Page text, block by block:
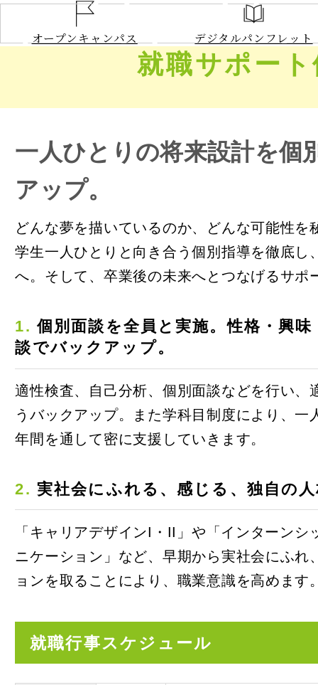
オープンキャンパス デジタルパンフレット
NEWS
大学案内
大学の特
3つのポ
交通アク
学部／大
学部／大
心理学部
環境科学
フィール
環境科学
人間・動
環境デー
科
看護学部
大学院
大学院
就職サポー
一人ひとりの将来設計を個
アップ。
どんな夢を描いているのか、どんな可能性を
学生一人ひとりと向き合う個別指導を徹底し
へ。そして、卒業後の未来へとつなげるサポ
1. 個別面談を全員と実施。性格・興
談でバックアップ。
適性検査、自己分析、個別面談などを行い、
うバックアップ。また学科目制度により、一
年間を通して密に支援していきます。
2. 実社会にふれる、感じる、独自の
「キャリアデザインI・II」や「インターン
ニケーション」など、早期から実社会にふれ
ョンを取ることにより、職業意識を高めます
就職行事スケジュール